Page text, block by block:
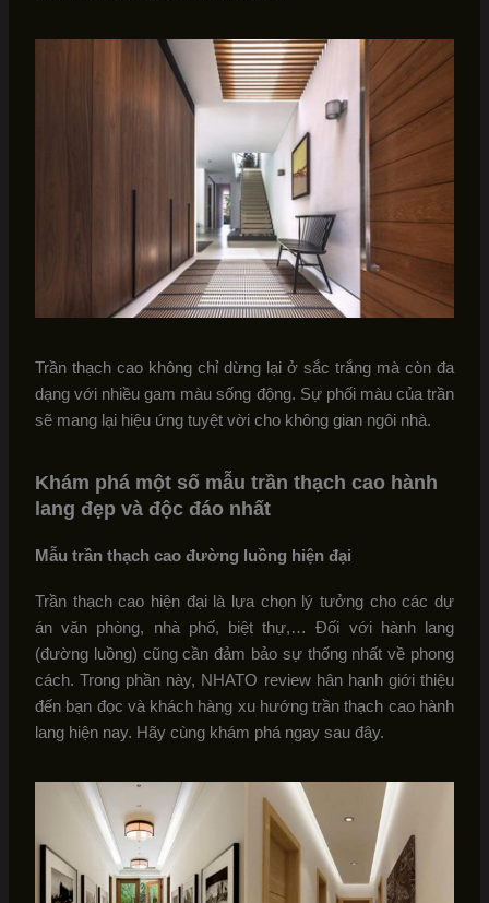
Trần thạch cao không chỉ dừng lại ở sắc trắng mà còn đa
dạng với nhiều gam màu sống động. Sự phối màu của trần
sẽ mang lại hiệu ứng tuyệt vời cho không gian ngôi nhà.
Khám phá một số mẫu trần thạch cao hành
lang đẹp và độc đáo nhất
Mẫu trần thạch cao đường luồng hiện đại
Trần thạch cao hiện đại là lựa chọn lý tưởng cho các dự
án văn phòng, nhà phố, biệt thự,… Đối với hành lang
(đường luồng) cũng cần đảm bảo sự thống nhất về phong
cách. Trong phần này, NHATO review hân hạnh giới thiệu
đến bạn đọc và khách hàng xu hướng trần thạch cao hành
lang hiện nay. Hãy cùng khám phá ngay sau đây.